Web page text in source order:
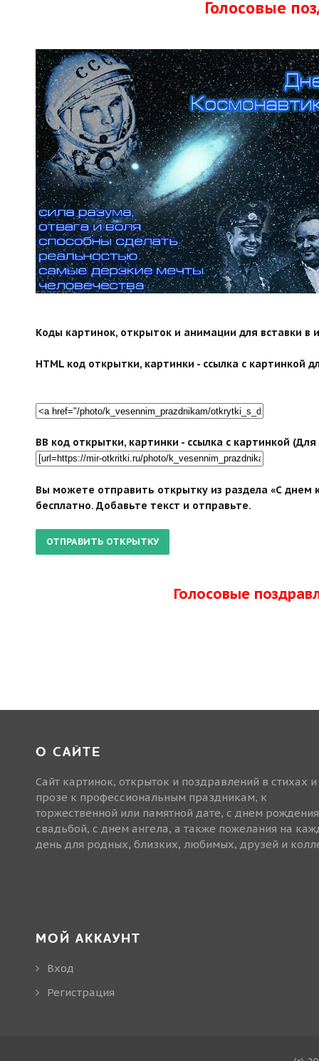
Голосовые
search">
Коды картинок, открыток и анимации для вставки в
HTML код открытки, картинки - ссылка с картинкой
BB код открытки, картинки - ссылка с картинкой
Вы можете отправить открытку из раздела «С днем
бесплатно. Добавьте текст и отправьте.
Голосовые
О САЙТЕ
Сайт картинок, открыток и поздравлений в стихах и
прозе к профессиональным праздникам, к
торжественной или памятной дате, с днем
свадьбой, с днем ангела, а также пожелания на
день для родных, близких, любимых, друзей и
МОЙ АККАУНТ
Вход
Регистрация